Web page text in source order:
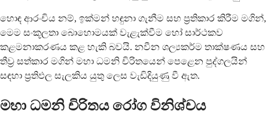
හොඳ ආරංචිය නම්, ඉක්මන් හඳුනා ගැනීම සහ ප්‍රතිකාර කිරීම මගින්,
මෙම සංකූලතා බොහොමයක් වැළැක්වීම හෝ සාර්ථකව
කළමනාකරණය කළ හැකි බවයි. නවීන ශල්‍යකර්ම තාක්ෂණය සහ
තීව්‍ර සත්කාර මගින් මහා ධමනි චිරිතයෙන් පෙළෙන පුද්ගලයින්
සඳහා ප්‍රතිඵල සැලකිය යුතු ලෙස වැඩිදියුණු වී ඇත.
මහා ධමනි චිරිතය රෝග විනිශ්චය